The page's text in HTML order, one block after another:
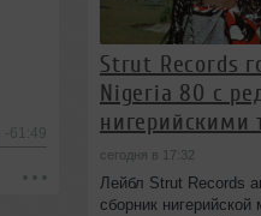
-61:49
Strut Records
Nigeria 80 с
нигерийскими
сегодня в 17:32
Лейбл Strut Records
сборник нигерийской